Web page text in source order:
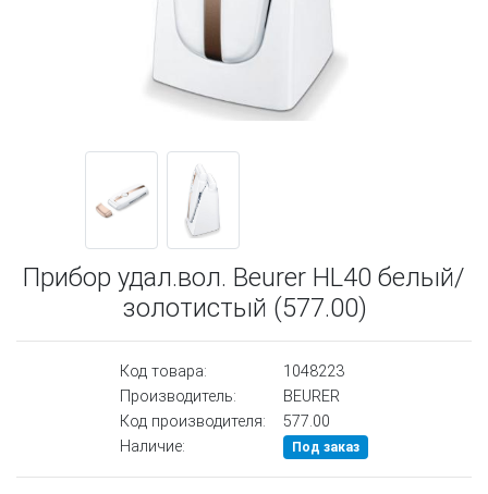
Прибор удал.вол. Beurer HL40 белый/
золотистый (577.00)
Код товара:
1048223
Производитель:
BEURER
Код производителя:
577.00
Наличие:
Под заказ